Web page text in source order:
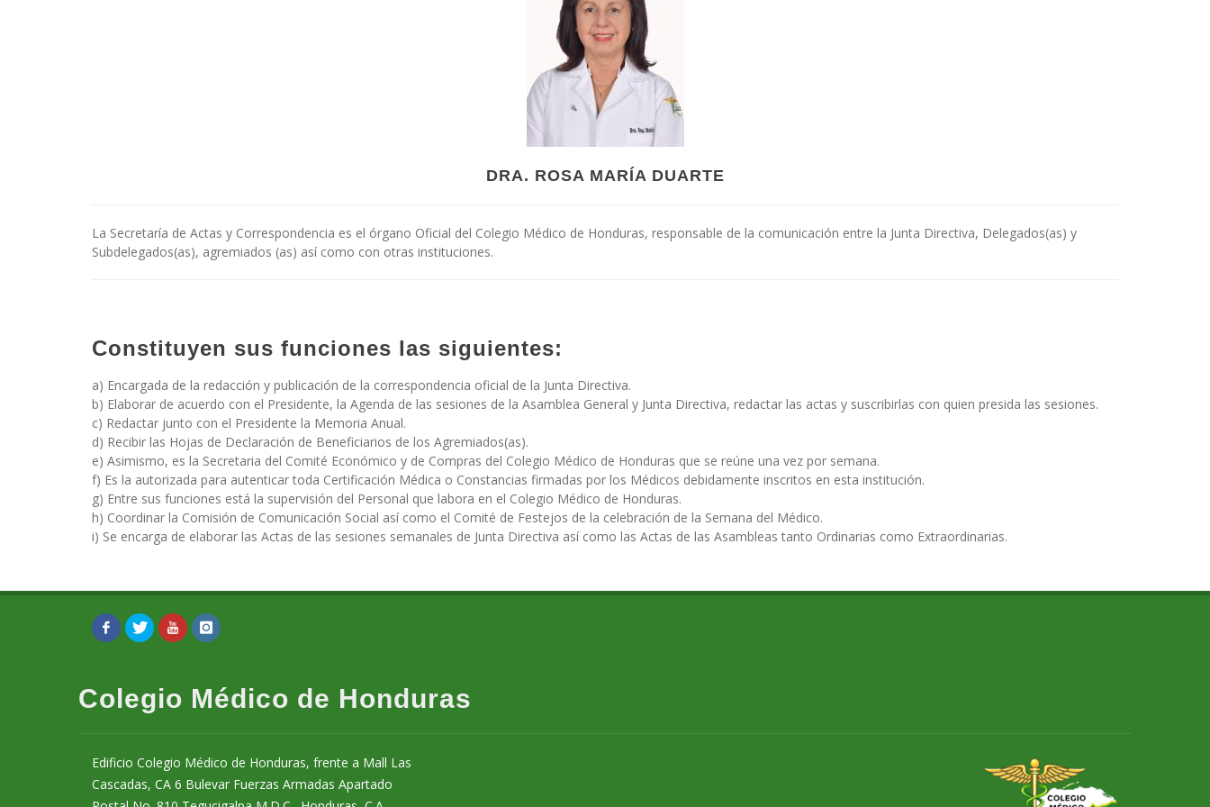
DRA. ROSA MARÍA DUARTE
La Secretaría de Actas y Correspondencia es el órgano Oficial del Colegio Médico de Honduras, responsable de la comunicación entre la Junta Directiva, Delegados(as) y
Subdelegados(as), agremiados (as) así como con otras instituciones.
Constituyen sus funciones las siguientes:
a) Encargada de la redacción y publicación de la correspondencia oficial de la Junta Directiva.
b) Elaborar de acuerdo con el Presidente, la Agenda de las sesiones de la Asamblea General y Junta Directiva, redactar las actas y suscribirlas con quien presida las sesiones.
c) Redactar junto con el Presidente la Memoria Anual.
d) Recibir las Hojas de Declaración de Beneficiarios de los Agremiados(as).
e) Asimismo, es la Secretaria del Comité Económico y de Compras del Colegio Médico de Honduras que se reúne una vez por semana.
f) Es la autorizada para autenticar toda Certificación Médica o Constancias firmadas por los Médicos debidamente inscritos en esta institución.
g) Entre sus funciones está la supervisión del Personal que labora en el Colegio Médico de Honduras.
h) Coordinar la Comisión de Comunicación Social así como el Comité de Festejos de la celebración de la Semana del Médico.
i) Se encarga de elaborar las Actas de las sesiones semanales de Junta Directiva así como las Actas de las Asambleas tanto Ordinarias como Extraordinarias.
Colegio Médico de Honduras
Edificio Colegio Médico de Honduras, frente a Mall Las
Cascadas, CA 6 Bulevar Fuerzas Armadas Apartado